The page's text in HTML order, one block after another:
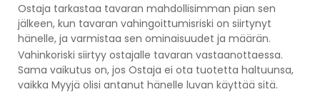
Ostaja tarkastaa tavaran mahdollisimman pian sen
jälkeen, kun tavaran vahingoittumisriski on siirtynyt
hänelle, ja varmistaa sen ominaisuudet ja määrän.
Vahinkoriski siirtyy ostajalle tavaran vastaanottaessa.
Sama vaikutus on, jos Ostaja ei ota tuotetta haltuunsa,
vaikka Myyjä olisi antanut hänelle luvan käyttää sitä.